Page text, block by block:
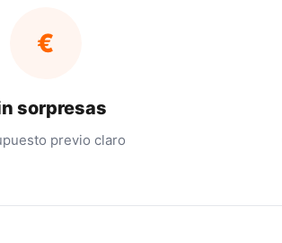
€
sorpresas
previo claro